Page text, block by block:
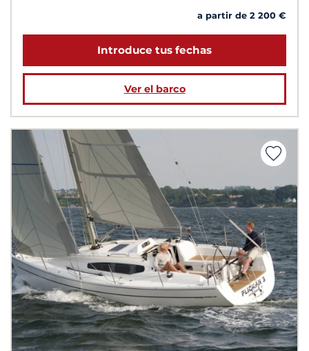
a partir de 2 200 €
Introduce tus fechas
Ver el barco